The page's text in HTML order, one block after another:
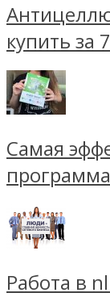
купить за
Самая
Работа в